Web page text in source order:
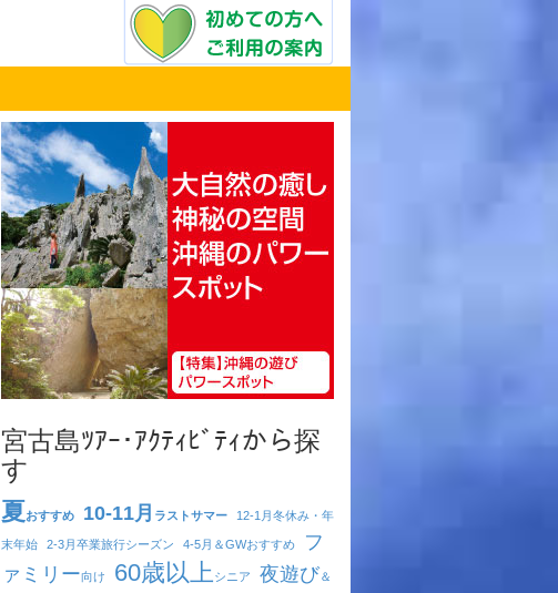
宮古島ﾂｱｰ･ｱｸﾃｨﾋﾞﾃｨから探
す
夏おすすめ 10-11月 ラストサマー 12-1月冬休み・年
末年始 2-3月卒業旅行シーズン 4-5月 ＆GWおすすめ
フ
ァミリー向け 60歳以上シニア 夜遊び＆